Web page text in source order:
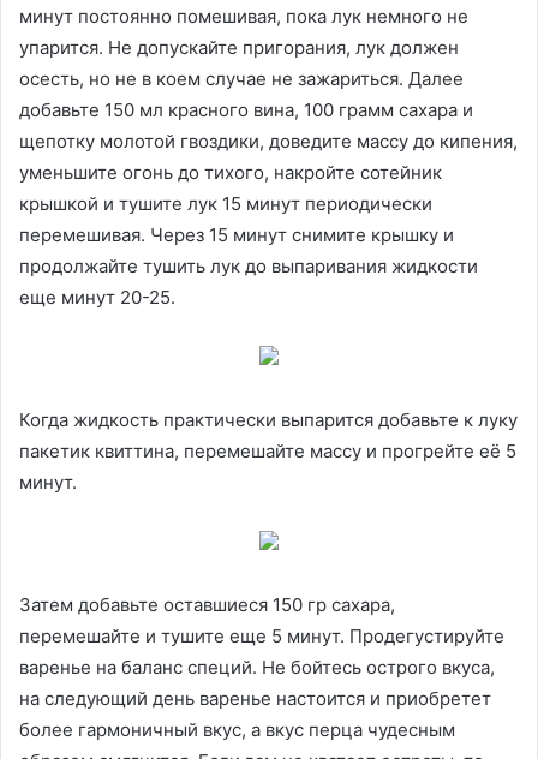
минут постоянно помешивая, пока лук немного не
упарится. Не допускайте пригорания, лук должен
осесть, но не в коем случае не зажариться. Далее
добавьте 150 мл красного вина, 100 грамм сахара и
щепотку молотой гвоздики, доведите массу до кипения,
уменьшите огонь до тихого, накройте сотейник
крышкой и тушите лук 15 минут периодически
перемешивая. Через 15 минут снимите крышку и
продолжайте тушить лук до выпаривания жидкости
еще минут 20-25.
Когда жидкость практически выпарится добавьте к луку
пакетик квиттина, перемешайте массу и прогрейте её 5
минут.
Затем добавьте оставшиеся 150 гр сахара,
перемешайте и тушите еще 5 минут. Продегустируйте
варенье на баланс специй. Не бойтесь острого вкуса,
на следующий день варенье настоится и приобретет
более гармоничный вкус, а вкус перца чудесным